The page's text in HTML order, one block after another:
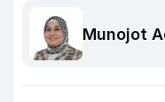
Munojot